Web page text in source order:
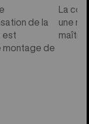
de la
est
montage de
La
une